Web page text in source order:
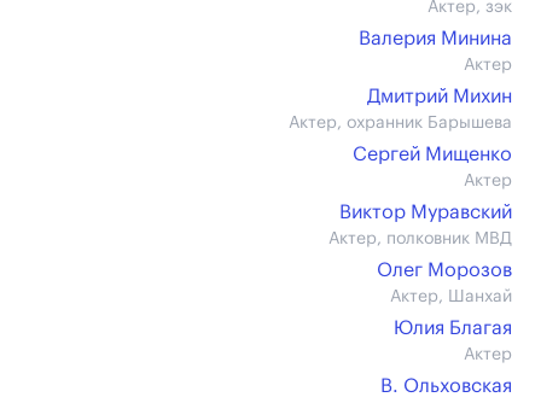
Актер, зэк
Валерия Минина
Актер
Дмитрий Михин
Актер, охранник Барышева
Сергей Мищенко
Актер
Виктор Муравский
Актер, полковник МВД
Олег Морозов
Актер, Шанхай
Юлия Благая
Актер
В. Ольховская